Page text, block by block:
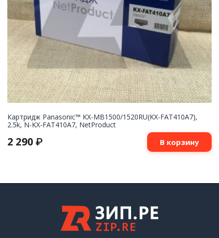
Картридж Panasonic™ KX-MB1500/1520RU(KX-FAT410A7),
2.5k, N-KX-FAT410A7, NetProduct
2 290 ₽ В корзину